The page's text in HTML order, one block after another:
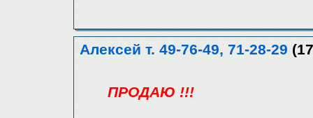
Алексей т. 49-76-49, 71-28-29
ПРОДАЮ !!!